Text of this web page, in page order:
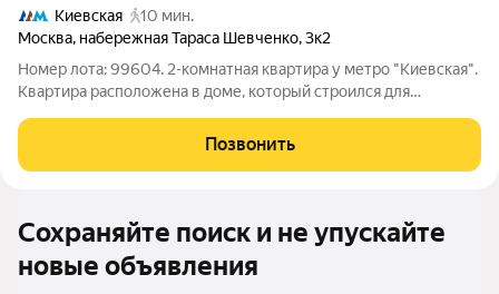
Киевская
10 мин.
Москва, набережная Тараса Шевченко,3к2
Номер лота: 99604. 2-комнатная квартира у метро "Киевская".
Квартира расположена в доме, который строился для
атмосфера и достойное соседство. Квартира принадлежала
одной семье, аккуратно
Позвонить
Сохраняйте поиск и не упускайте
новые объявления